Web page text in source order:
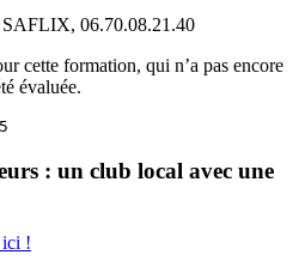
SAFLIX, 06.70.08.21.40
cette formation, qui n’a pas encore
évaluée.
: un club local avec une
ici !